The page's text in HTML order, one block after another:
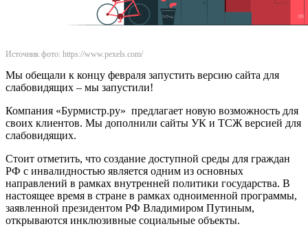
Источник фото: https://www.pexels.com/
Мы обещали к концу февраля запустить версию сайта для
слабовидящих – мы запустили!
Компания «Бурмистр.ру» предлагает новую возможность для
своих клиентов. Мы дополнили сайты УК и ТСЖ версией для
слабовидящих.
Стоит отметить, что создание доступной среды для граждан
РФ с инвалидностью является одним из основных
направлений в рамках внутренней политики государства. В
настоящее время в стране в рамках одноименной программы,
заявленной президентом РФ Владимиром Путиным,
открываются инклюзивные социальные объекты.